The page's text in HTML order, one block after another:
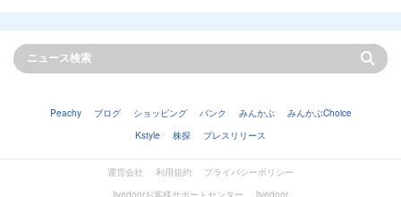
Peachy ブログ ショッピング バンク みんかぶ
みんかぶChoice
Kstyle
株探 プレスリリース
運営会社 利用規約
プライバシーポリシー
livedoorお客様サポートセンター
livedoor